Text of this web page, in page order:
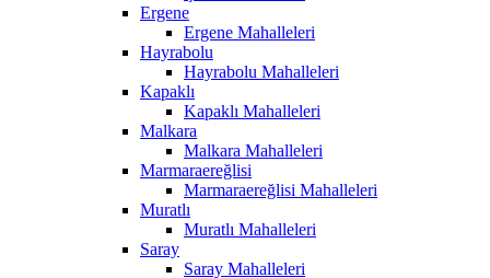
Ergene
Ergene Mahalleleri
Hayrabolu
Hayrabolu Mahalleleri
Kapaklı
Kapaklı Mahalleleri
Malkara
Malkara Mahalleleri
Marmaraereğlisi
Marmaraereğlisi Mahalleleri
Muratlı
Muratlı Mahalleleri
Saray
Saray Mahalleleri